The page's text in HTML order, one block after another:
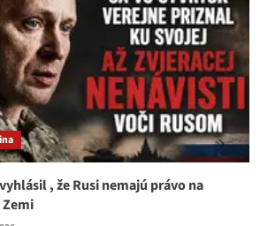
, že Rusi nemajú právo na